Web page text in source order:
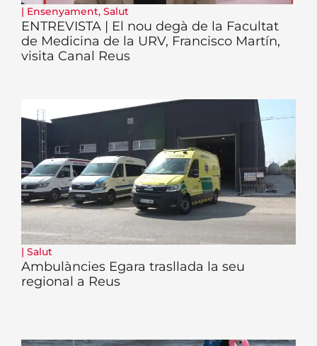
| Ensenyament, Salut
ENTREVISTA | El nou degà de la Facultat
de Medicina de la URV, Francisco Martín,
visita Canal Reus
| Salut
Ambulàncies Egara trasllada la seu
regional a Reus